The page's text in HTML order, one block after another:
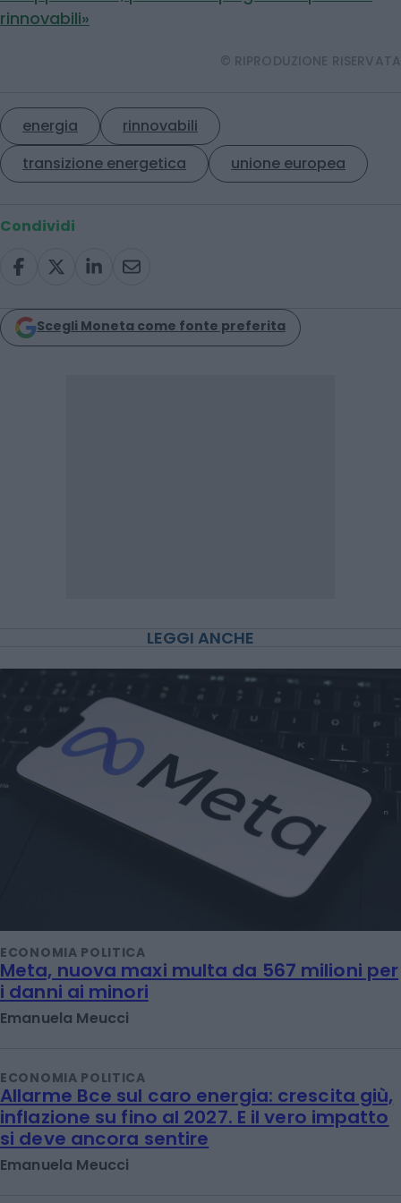
rinnovabili»
© RIPRODUZIONE RISERVATA
energia
rinnovabili
transizione energetica
unione europea
Condividi
Scegli Moneta come fonte preferita
LEGGI ANCHE
ECONOMIA POLITICA
Meta, nuova maxi multa da 567 milioni per
i danni ai minori
Emanuela Meucci
ECONOMIA POLITICA
Allarme Bce sul caro energia: crescita giù,
inflazione su fino al 2027. E il vero impatto
si deve ancora sentire
Emanuela Meucci